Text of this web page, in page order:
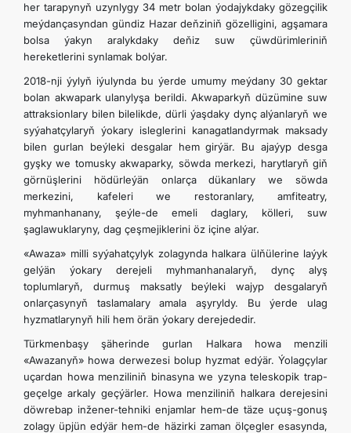
her tarapynyň uzynlygy 34 metr bolan ýodajykdaky gözegçilik
meýdançasyndan gündiz Hazar deňziniň gözelligini, agşamara
bolsa ýakyn aralykdaky deňiz suw çüwdürimleriniň
hereketlerini synlamak bolýar.
2018-nji ýylyň iýulynda bu ýerde umumy meýdany 30 gektar
bolan akwapark ulanylyşa berildi. Akwaparkyň düzümine suw
attraksionlary bilen bilelikde, dürli ýaşdaky dynç alýanlaryň we
syýahatçylaryň ýokary isleglerini kanagatlandyrmak maksady
bilen gurlan beýleki desgalar hem girýär. Bu ajaýyp desga
gyşky we tomusky akwaparky, söwda merkezi, harytlaryň giň
görnüşlerini hödürleýän onlarça dükanlary we söwda
merkezini, kafeleri we restoranlary, amfiteatry,
myhmanhanany, şeýle-de emeli daglary, kölleri, suw
şaglawuklaryny, dag çeşmejiklerini öz içine alýar.
«Awaza» milli syýahatçylyk zolagynda halkara ülňülerine laýyk
gelýän ýokary derejeli myhmanhanalaryň, dynç alyş
toplumlaryň, durmuş maksatly beýleki wajyp desgalaryň
onlarçasynyň taslamalary amala aşyryldy. Bu ýerde ulag
hyzmatlarynyň hili hem örän ýokary derejededir.
Türkmenbaşy şäherinde gurlan Halkara howa menzili
«Awazanyň» howa derwezesi bolup hyzmat edýär. Ýolagçylar
uçardan howa menziliniň binasyna we yzyna teleskopik trap-
geçelge arkaly geçýärler. Howa menziliniň halkara derejesini
döwrebap inžener-tehniki enjamlar hem-de täze uçuş-gonuş
zolagy üpjün edýär hem-de häzirki zaman ölçegler esasynda,